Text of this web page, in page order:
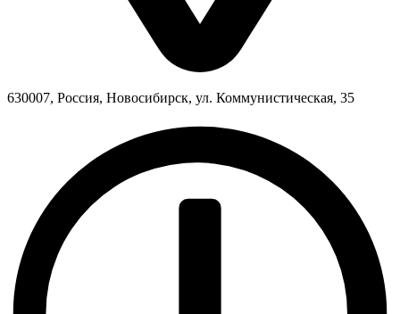
630007, Россия, Новосибирск, ул. Коммунистическая, 35